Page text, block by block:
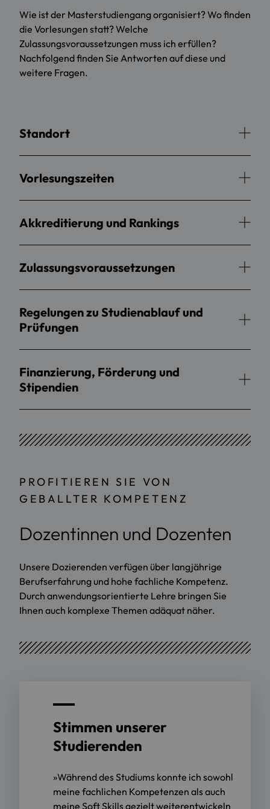
Wie ist der Masterstudiengang organisiert? Wo finden
die Vorlesungen statt? Welche
Zulassungsvoraussetzungen muss ich erfüllen?
Nachfolgend finden Sie Antworten auf diese und
weitere Fragen.
Standort
Vorlesungszeiten
Akkreditierung und Rankings
Zulassungsvoraussetzungen
Regelungen zu Studienablauf und
Prüfungen
Finanzierung, Förderung und
Stipendien
PROFITIEREN SIE VON
GEBALLTER KOMPETENZ
Dozentinnen und Dozenten
Unsere Dozierenden verfügen über langjährige
Berufserfahrung und hohe fachliche Kompetenz.
Durch anwendungsorientierte Lehre bringen Sie
Ihnen auch komplexe Themen adäquat näher.
Stimmen unserer
Studierenden
»Während des Studiums konnte ich sowohl
meine fachlichen Kompetenzen als auch
meine Soft Skills gezielt weiterentwickeln